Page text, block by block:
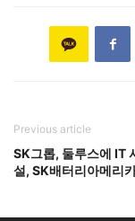
Previous article
SK그롭, 둘루스에 IT
설, SK배터리아메리